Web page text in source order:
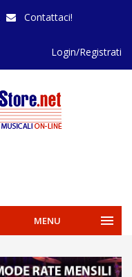
Contattaci!
Login/Registrati
MENU